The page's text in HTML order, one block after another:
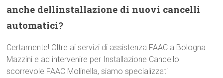
anche dellinstallazione di nuovi cancelli
automatici?
Certamente! Oltre ai servizi di assistenza FAAC a Bologna
Mazzini e ad intervenire per Installazione Cancello
scorrevole FAAC Molinella, siamo specializzati